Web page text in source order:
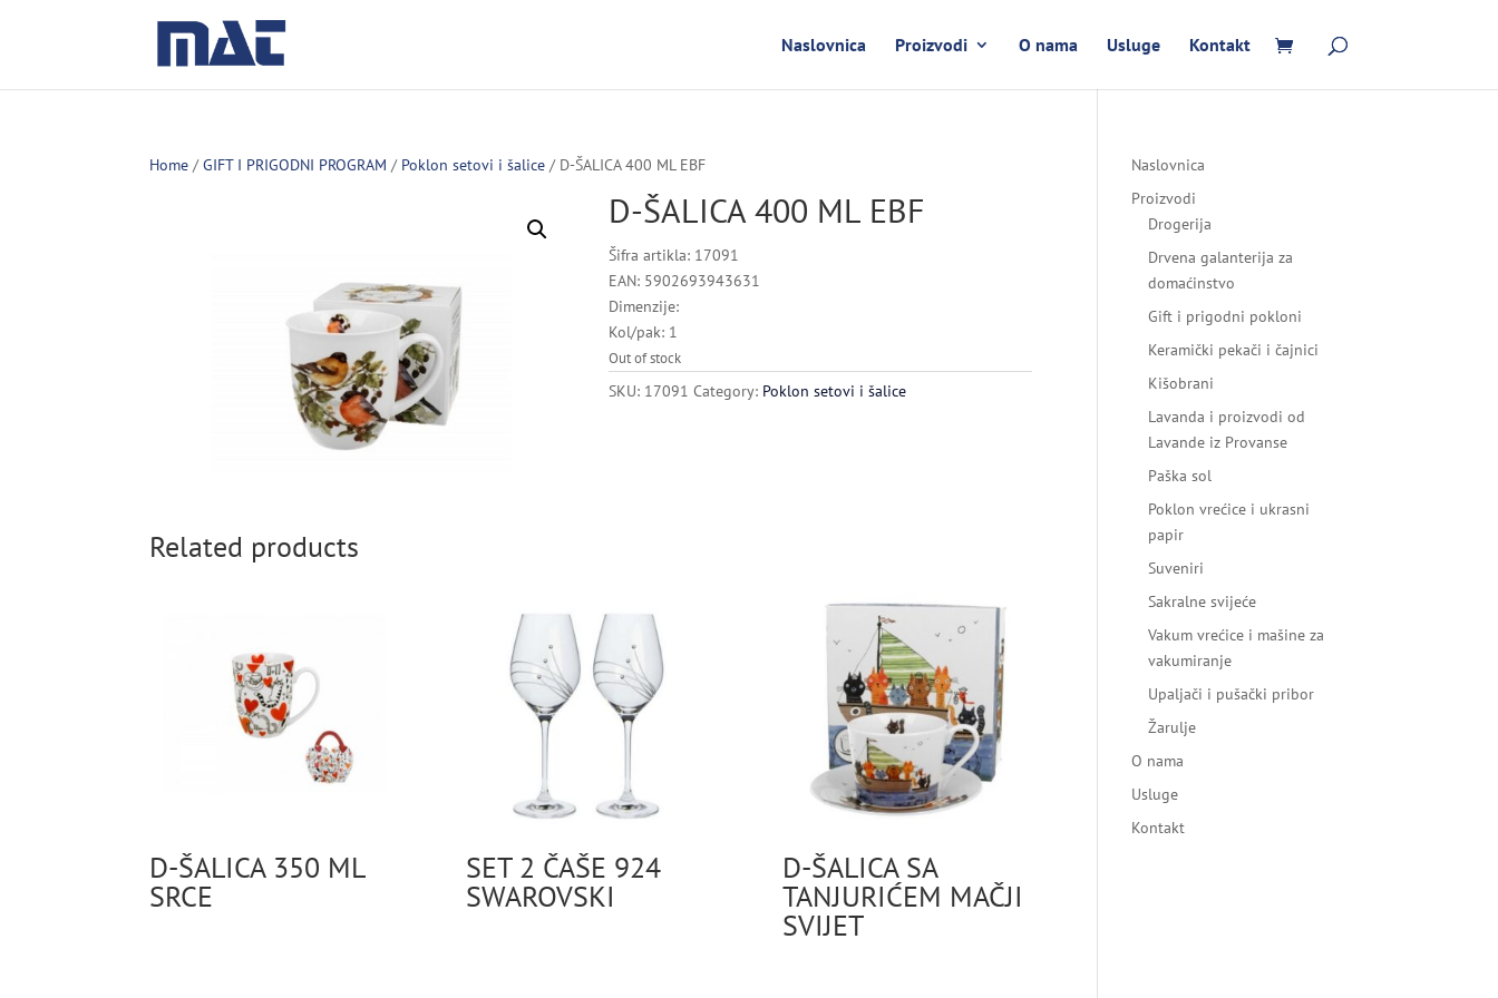
Naslovnica Proizvodi O nama Usluge Kontakt
Home /GIFT I PRIGODNI PROGRAM / Poklon setovi i šalice / D-ŠALICA 400 ML EBF
D-ŠALICA 400 ML EBF
Šifra artikla: 17091
EAN: 5902693943631
Dimenzije:
Kol/pak: 1
Out of stock
SKU: 17091 Category: Poklon setovi i šalice
Related products
D-ŠALICA 350 ML
SRCE
SET 2 ČAŠE 924
SWAROVSKI
D-ŠALICA SA
TANJURIĆEM MAČJI
SVIJET
Naslovnica
Proizvodi
Drogerija
Drvena galanterija za
domaćinstvo
Gift i prigodni pokloni
Keramički pekači i čajnici
Kišobrani
Lavanda i proizvodi od
Lavande iz Provanse
Paška sol
Poklon vrećice i ukrasni
papir
Suveniri
Sakralne svijeće
Vakum vrećice i mašine za
vakumiranje
Upaljači i pušački pribor
Žarulje
O nama
Usluge
Kontakt